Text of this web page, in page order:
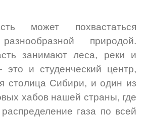
может похвастаться
природой.
занимают леса, реки и
и студенческий центр,
столица Сибири, и один из
хабов нашей страны, где
распределение газа по всей